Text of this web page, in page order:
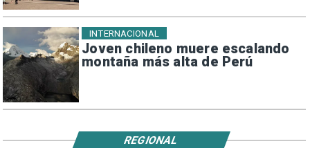
Joven chileno muere escalando
montaña más alta de Perú
INTERNACIONAL
REGIONAL